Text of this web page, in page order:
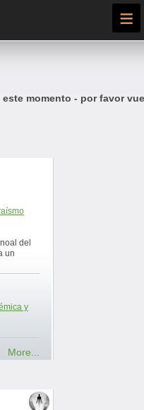
≡
momento - por favor
del
un
y
More...